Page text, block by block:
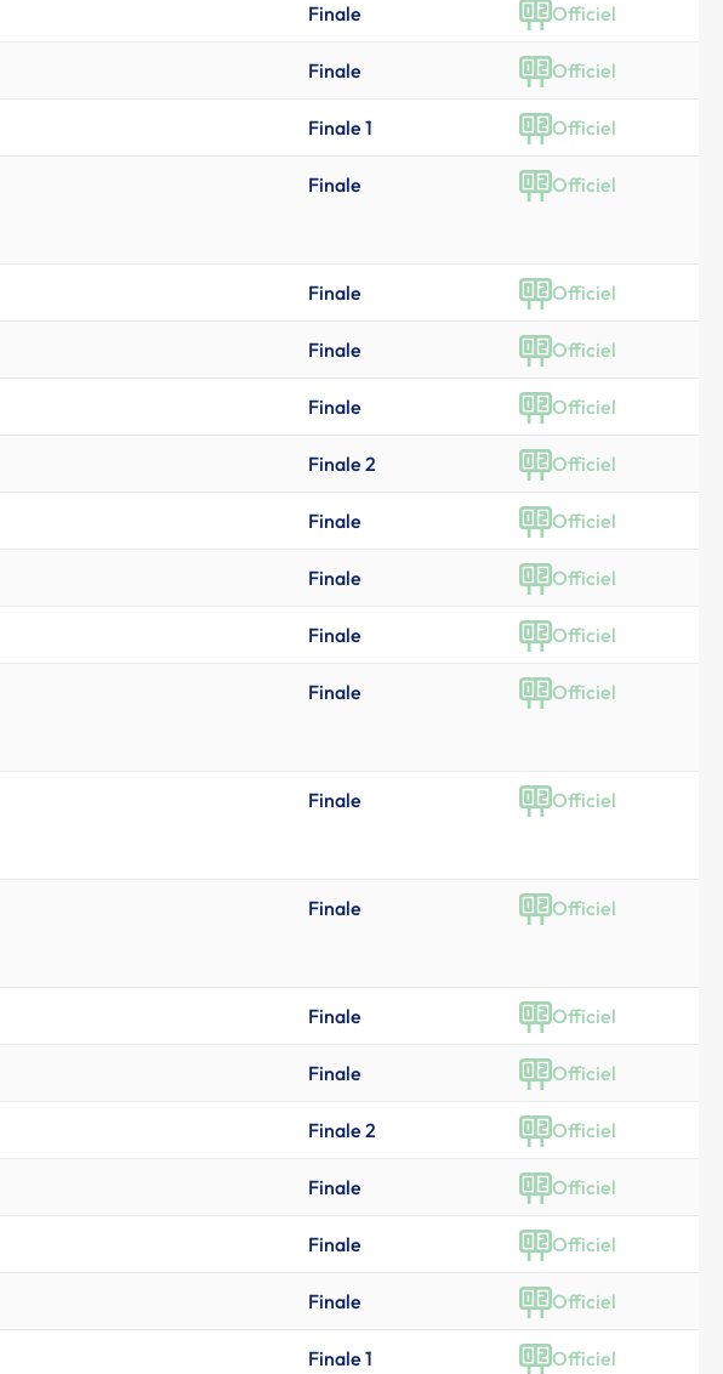
Finale Officiel
Finale Officiel
Finale 1 Officiel
Finale Officiel
Finale Officiel
Finale Officiel
Finale Officiel
Finale 2 Officiel
Finale Officiel
Finale Officiel
Finale Officiel
Finale Officiel
Finale Officiel
Finale Officiel
Finale Officiel
Finale Officiel
Finale 2 Officiel
Finale Officiel
Finale Officiel
Finale Officiel
Finale 1 Officiel